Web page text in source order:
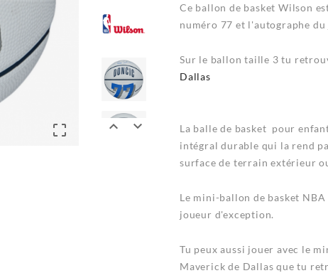
  
Ce ballon de basket Wilson
numéro 77 et l'autographe du
Sur le ballon taille 3 tu
Dallas
La balle de basket pour
intégral durable qui la rend
surface de terrain extérieur
Le mini-ballon de basket
joueur d'exception.
Tu peux aussi jouer avec le
Maverick de Dallas que tu